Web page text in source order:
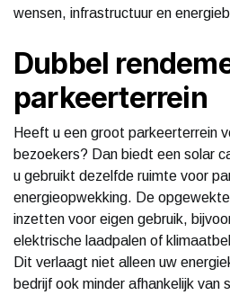
wensen, infrastructuur en
Dubbel
parkeerterrein
Heeft u een groot parkeerterrein
bezoekers? Dan biedt een solar
u gebruikt dezelfde ruimte voor
energieopwekking. De
inzetten voor eigen gebruik,
elektrische laadpalen of
Dit verlaagt niet alleen uw
bedrijf ook minder afhankelijk van